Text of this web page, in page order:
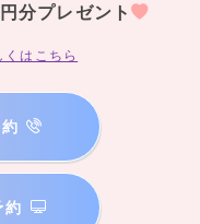
分プレゼント
はこちら
約
約